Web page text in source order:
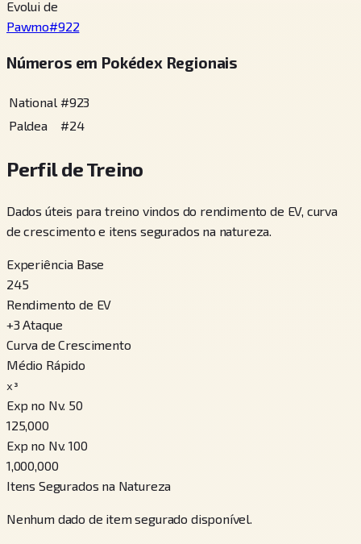
Evolui de
Pawmo#922
Números em Pokédex Regionais
National #923
Paldea
#24
Perfil de Treino
Dados úteis para treino vindos do rendimento de EV, curva
de crescimento e itens segurados na natureza.
Experiência Base
245
Rendimento de EV
+3 Ataque
Curva de Crescimento
Médio Rápido
x³
Exp no Nv. 50
125,000
Exp no Nv. 100
1,000,000
Itens Segurados na Natureza
Nenhum dado de item segurado disponível.